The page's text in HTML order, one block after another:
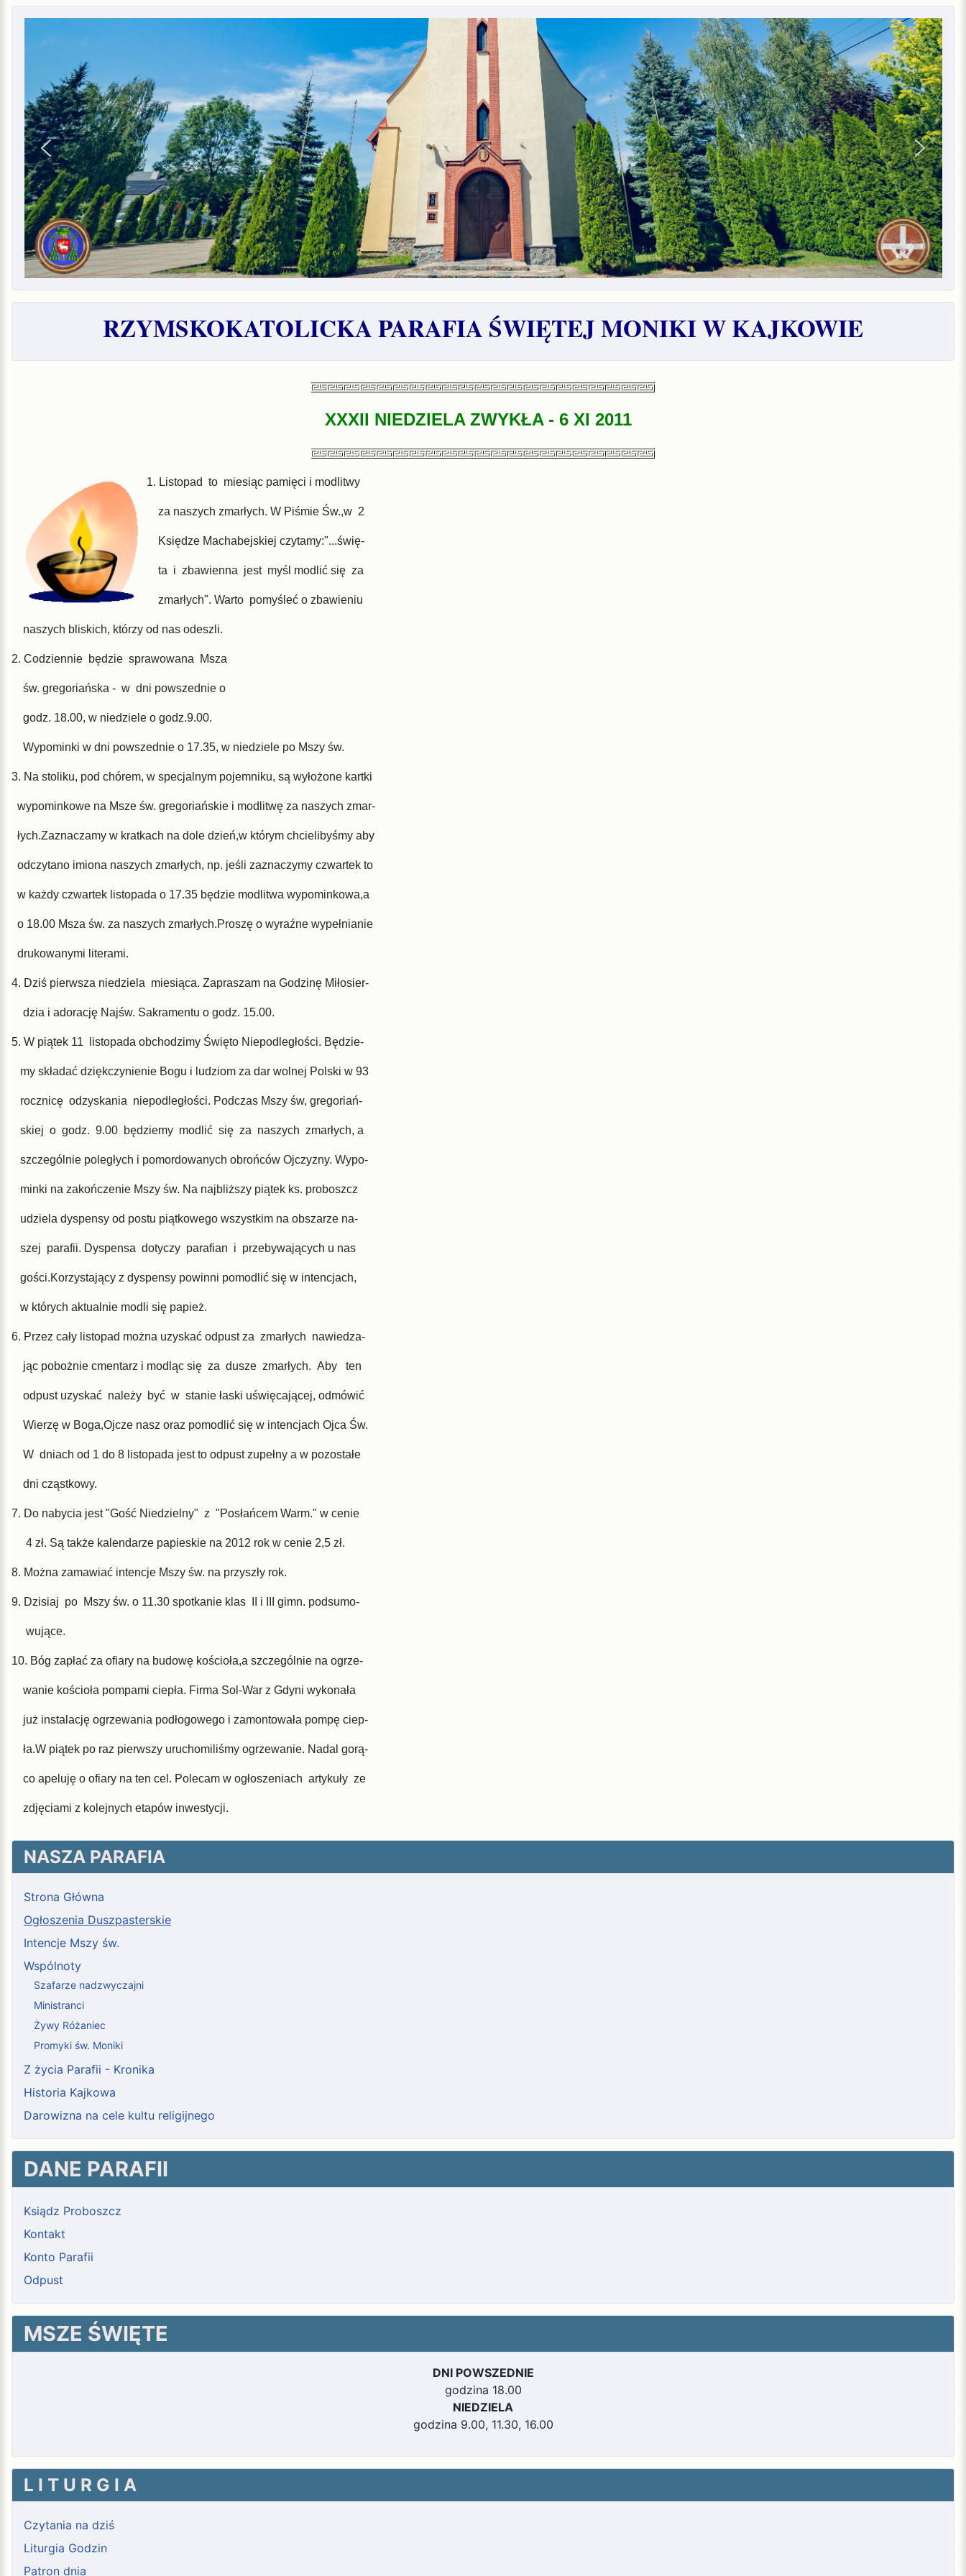
RZYMSKOKATOLICKA PARAFIA ŚWIĘTEJ MONIKI W KAJKOWIE
XXXII NIEDZIELA ZWYKŁA - 6 XI 2011
1. Listopad to miesiąc pamięci i modlitwy
za naszych zmarłych. W Piśmie Św.,w 2
Księdze Machabejskiej czytamy:"...świę-
ta i zbawienna jest myśl modlić się za
zmarłych". Warto pomyśleć o zbawieniu
naszych bliskich, którzy od nas odeszli.
2. Codziennie będzie sprawowana Msza
św. gregoriańska - w dni powszednie o
godz. 18.00, w niedziele o godz.9.00.
Wypominki w dni powszednie o 17.35, w niedziele po Mszy św.
3. Na stoliku, pod chórem, w specjalnym pojemniku, są wyłożone kartki
wypominkowe na Msze św. gregoriańskie i modlitwę za naszych zmar-
łych.Zaznaczamy w kratkach na dole dzień,w którym chcielibyśmy aby
odczytano imiona naszych zmarłych, np. jeśli zaznaczymy czwartek to
w każdy czwartek listopada o 17.35 będzie modlitwa wypominkowa,a
o 18.00 Msza św. za naszych zmarłych.Proszę o wyraźne wypełnianie
drukowanymi literami.
4. Dziś pierwsza niedziela miesiąca. Zapraszam na Godzinę Miłosier-
dzia i adorację Najśw. Sakramentu o godz. 15.00.
5. W piątek 11 listopada obchodzimy Święto Niepodległości. Będzie-
my składać dziękczynienie Bogu i ludziom za dar wolnej Polski w 93
rocznicę odzyskania niepodległości. Podczas Mszy św, gregoriań-
skiej o godz. 9.00 będziemy modlić się za naszych zmarłych, a
szczególnie poległych i pomordowanych obrońców Ojczyzny. Wypo-
minki na zakończenie Mszy św. Na najbliższy piątek ks. proboszcz
udziela dyspensy od postu piątkowego wszystkim na obszarze na-
szej parafii. Dyspensa dotyczy parafian i przebywających u nas
gości.Korzystający z dyspensy powinni pomodlić się w intencjach,
w których aktualnie modli się papież.
6. Przez cały listopad można uzyskać odpust za zmarłych nawiedza-
jąc pobożnie cmentarz i modląc się za dusze zmarłych. Aby ten
odpust uzyskać należy być w stanie łaski uświęcającej, odmówić
Wierzę w Boga,Ojcze nasz oraz pomodlić się w intencjach Ojca Św.
W dniach od 1 do 8 listopada jest to odpust zupełny a w pozostałe
dni cząstkowy.
7. Do nabycia jest "Gość Niedzielny" z "Posłańcem Warm." w cenie
4 zł. Są także kalendarze papieskie na 2012 rok w cenie 2,5 zł.
8. Można zamawiać intencje Mszy św. na przyszły rok.
9. Dzisiaj po Mszy św. o 11.30 spotkanie klas II i III gimn. podsumo-
wujące.
10. Bóg zapłać za ofiary na budowę kościoła,a szczególnie na ogrze-
wanie kościoła pompami ciepła. Firma Sol-War z Gdyni wykonała
już instalację ogrzewania podłogowego i zamontowała pompę ciep-
ła.W piątek po raz pierwszy uruchomiliśmy ogrzewanie. Nadal gorą-
co apeluję o ofiary na ten cel. Polecam w ogłoszeniach artykuły ze
zdjęciami z kolejnych etapów inwestycji.
NASZA PARAFIA
Strona Główna
Ogłoszenia Duszpasterskie
Intencje Mszy św.
Wspólnoty
Szafarze nadzwyczajni
Ministranci
Żywy Różaniec
Promyki św. Moniki
Z życia Parafii - Kronika
Historia Kajkowa
Darowizna na cele kultu religijnego
DANE PARAFII
Ksiądz Proboszcz
Kontakt
Konto Parafii
Odpust
MSZE ŚWIĘTE
DNI POWSZEDNIE
godzina 18.00
NIEDZIELA
godzina 9.00, 11.30, 16.00
L I T U R G I A
Czytania na dziś
Liturgia Godzin
Patron dnia